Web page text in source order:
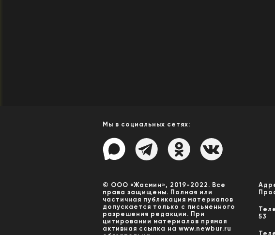
Мы в социальных сетях:
© ООО «Жасмин», 2019-2022. Все
права защищены. Полная или
частичная публикация материалов
допускается только с письменного
разрешения редакции. При
цитировании материалов прямая
активная ссылка на www.newbur.ru
53